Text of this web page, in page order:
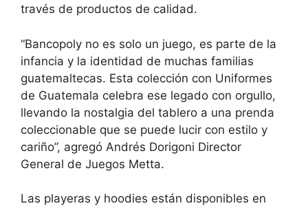
través de productos de calidad.
“Bancopoly no es solo un juego, es parte de la
infancia y la identidad de muchas familias
guatemaltecas. Esta colección con Uniformes
de Guatemala celebra ese legado con orgullo,
llevando la nostalgia del tablero a una prenda
coleccionable que se puede lucir con estilo y
cariño”, agregó Andrés Dorigoni Director
General de Juegos Metta.
Las playeras y hoodies están disponibles en